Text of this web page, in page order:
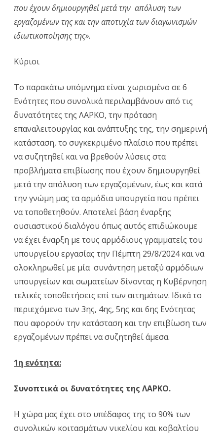
μετά
την
απόλυση
της
την
αποτυχία
των
διαγωνισμών
ιδιωτικοποίησης
της»
που έχουν δημιουργηθεί μετά την απόλυση των
εργαζομένων της και την αποτυχία των διαγωνισμών
ιδιωτικοποίησης της».
Κύριοι
Το παρακάτω υπόμνημα είναι χωρισμένο σε 6
Ενότητες που συνολικά περιλαμβάνουν από τις
δυνατότητες της ΛΑΡΚΟ, την πρόταση
επαναλειτουργίας και ανάπτυξης της, την σημερινή
κατάσταση, το συγκεκριμένο πλαίσιο που πρέπει
να συζητηθεί και να βρεθούν λύσεις στα
προβλήματα επιβίωσης που έχουν δημιουργηθεί
μετά την απόλυση των εργαζομένων, έως και κατά
την γνώμη μας τα αρμόδια υπουργεία που πρέπει
να τοποθετηθούν. Αποτελεί βάση έναρξης
ουσιαστικού διαλόγου όπως αυτός επιδιώκουμε
να έχει έναρξη με τους αρμόδιους γραμματείς του
υπουργείου εργασίας την Πέμπτη 29/8/2024 και να
ολοκληρωθεί με μία συνάντηση μεταξύ αρμόδιων
υπουργείων και σωματείων δίνοντας η Κυβέρνηση
τελικές τοποθετήσεις επί των αιτημάτων. Ιδικά το
περιεχόμενο των 3ης, 4ης, 5ης και 6ης Ενότητας
που αφορούν την κατάσταση και την επιβίωση των
εργαζομένων πρέπει να συζητηθεί άμεσα.
1η ενότητα:
Συνοπτικά οι δυνατότητες της ΛΑΡΚΟ.
Η χώρα μας έχει στο υπέδαφος της το 90% των
συνολικών κοιτασμάτων νικελίου και κοβαλτίου